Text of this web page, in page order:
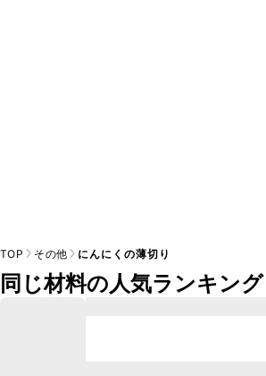
TOP その他 にんにくの薄切り
同じ材料の人気ランキング